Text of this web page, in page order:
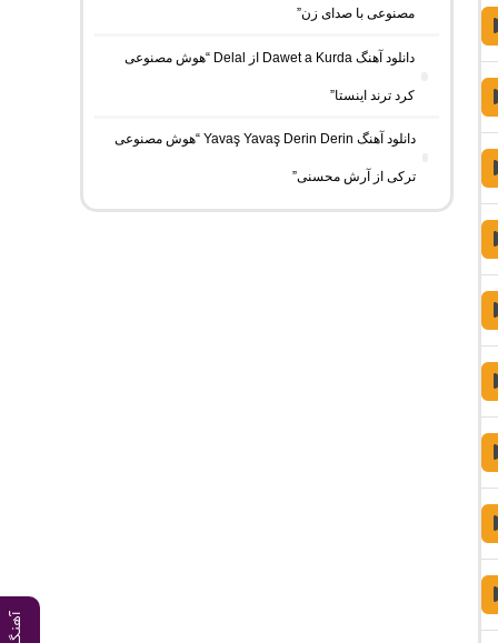
مصنوعی با صدای زن”
دانلود آهنگ Dawet a Kurda از Delal “هوش مصنوعی
کرد ترند اینستا”
دانلود آهنگ Yavaş Yavaş Derin Derin “هوش مصنوعی
ترکی از آرش محسنی”